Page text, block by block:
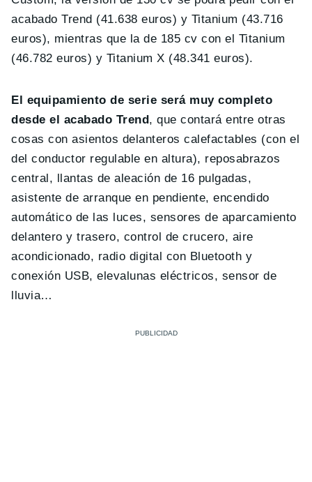
acabado Trend (41.638 euros) y Titanium (43.716
euros), mientras que la de 185 cv con el Titanium
(46.782 euros) y Titanium X (48.341 euros).
El equipamiento de serie será muy completo
desde el acabado Trend , que contará entre otras
cosas con asientos delanteros calefactables (con el
del conductor regulable en altura), reposabrazos
central, llantas de aleación de 16 pulgadas,
asistente de arranque en pendiente, encendido
automático de las luces, sensores de aparcamiento
delantero y trasero, control de crucero, aire
acondicionado, radio digital con Bluetooth y
conexión USB, elevalunas eléctricos, sensor de
lluvia…